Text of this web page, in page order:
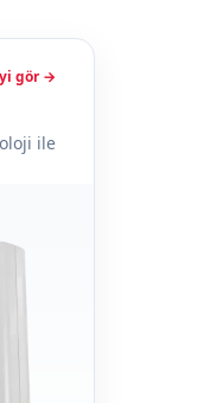
gör →
ile